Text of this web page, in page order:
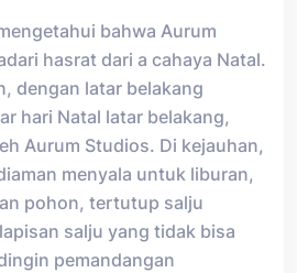
bahwa Aurum
hasrat dari a cahaya Natal.
dengan latar belakang
hari Natal latar belakang,
Aurum Studios. Di kejauhan,
menyala untuk liburan,
pohon, tertutup salju
salju yang tidak bisa
pemandangan